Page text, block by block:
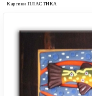
Картини ПЛАСТИКА